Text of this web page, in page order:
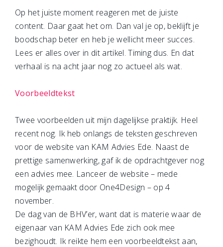
Op het juiste moment reageren met de juiste
content. Daar gaat het om. Dan val je op, beklijft je
boodschap beter en heb je wellicht meer succes.
Lees er alles over in dit artikel. Timing dus. En dat
verhaal is na acht jaar nog zo actueel als wat.
Voorbeeldtekst
Twee voorbeelden uit mijn dagelijkse praktijk. Heel
recent nog. Ik heb onlangs de teksten geschreven
voor de website van KAM Advies Ede. Naast de
prettige samenwerking, gaf ik de opdrachtgever nog
een advies mee. Lanceer de website – mede
mogelijk gemaakt door One4Design – op 4
november.
De dag van de BHV’er, want dat is materie waar de
eigenaar van KAM Advies Ede zich ook mee
bezighoudt. Ik reikte hem een voorbeeldtekst aan,